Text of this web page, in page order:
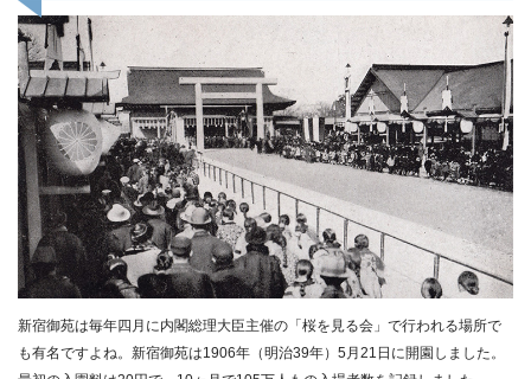
新宿御苑は毎年四月に内閣総理大臣主催の「桜を見る会」で行われる場所で
も有名ですよね。新宿御苑は1906年（明治39年）5月21日に開園しました。